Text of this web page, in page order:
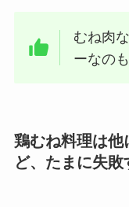
むね肉
ーなの
鶏むね料理は他
ど、たまに失